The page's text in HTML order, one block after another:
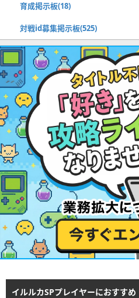
育成掲示板(18)
対戦id募集掲示板(525)
イルルカSPプレイヤーにおすすめ